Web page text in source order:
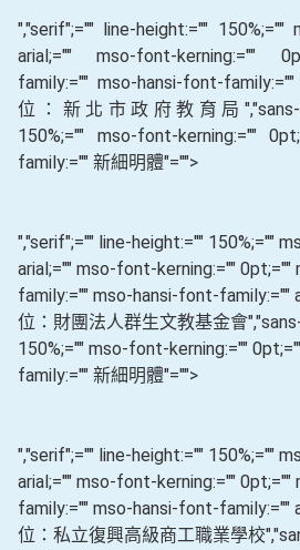
","serif";="" line-height:=""
arial;="" mso-font-kerning:=""
family:="" mso-hansi-font-
位：新北市政府教育局
150%;="" mso-font-kerning:=""
family:="" 新細明體"="">
","serif";="" line-height:="" 150%;=""
arial;="" mso-font-kerning:=""
family:="" mso-hansi-font-family:=""
位：財團法人群生文教基金會
150%;="" mso-font-kerning:=""
family:="" 新細明體"="">
","serif";="" line-height:="" 150%;=""
arial;="" mso-font-kerning:=""
family:="" mso-hansi-font-family:=""
位：私立復興高級商工職業學校